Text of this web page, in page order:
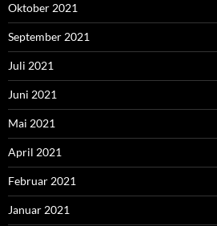
Oktober 2021
September 2021
Juli 2021
Juni 2021
Mai 2021
April 2021
Februar 2021
Januar 2021